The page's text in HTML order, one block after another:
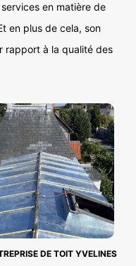
en matière de
en plus de cela, son
rapport à la qualité des
DE TOIT YVELINES